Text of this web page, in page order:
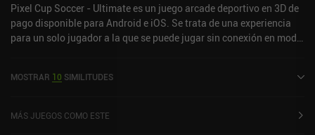
Pixel Cup Soccer - Ultimate es un juego arcade deportivo en 3D de
pago disponible para Android e iOS. Se trata de una experiencia
para un solo jugador a la que se puede jugar sin conexión en modo
mayo de 2024 y tiene actualmente una puntuación de 3,4 sobre 5,0
MOSTRAR 10 SIMILITUDES
MÁS JUEGOS COMO ESTE